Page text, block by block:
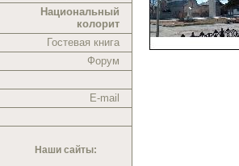
Национальный
колорит
Гостевая книга
Форум
E-mail
Наши сайты: